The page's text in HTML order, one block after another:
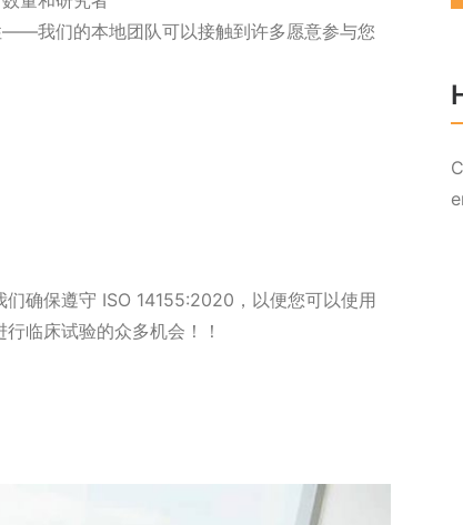
我们的本地团队可以接触到许多愿意参与您
确保遵守 ISO 14155:2020，以便您可以使用
临床试验的众多机会！！